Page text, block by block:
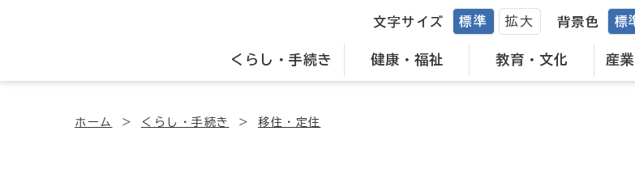
くらし・手続き 健康・福祉 教育・文化 産
文字サイズ 標準 拡大 背景色 標
ホーム くらし・手続き 移住・定住